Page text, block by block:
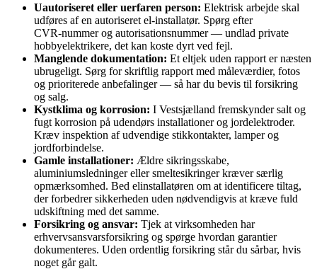
Uautoriseret eller uerfaren person: Elektrisk arbejde skal
udføres af en autoriseret el‑installatør. Spørg efter
CVR‑nummer og autorisationsnummer — undlad private
hobbyelektrikere, det kan koste dyrt ved fejl.
Manglende dokumentation: Et eltjek uden rapport er næsten
ubrugeligt. Sørg for skriftlig rapport med måleværdier, fotos
og prioriterede anbefalinger — så har du bevis til forsikring
og salg.
Kystklima og korrosion: I Vestsjælland fremskynder salt og
fugt korrosion på udendørs installationer og jordelektroder.
Kræv inspektion af udvendige stikkontakter, lamper og
jordforbindelse.
Gamle installationer: Ældre sikringsskabe,
aluminiumsledninger eller smeltesikringer kræver særlig
opmærksomhed. Bed elinstallatøren om at identificere tiltag,
der forbedrer sikkerheden uden nødvendigvis at kræve fuld
udskiftning med det samme.
Forsikring og ansvar: Tjek at virksomheden har
erhvervsansvarsforsikring og spørge hvordan garantier
dokumenteres. Uden ordentlig forsikring står du sårbar, hvis
noget går galt.